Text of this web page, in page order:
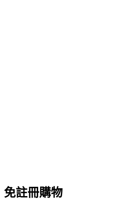
免註冊購物